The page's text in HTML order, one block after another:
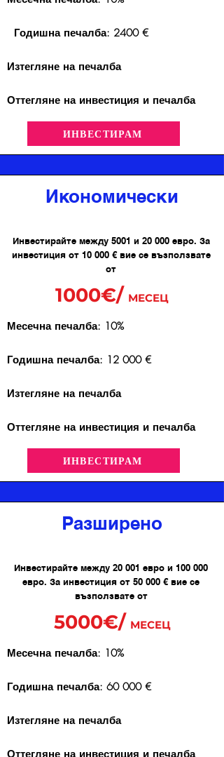
Годишна печалба: 2400 €
Изтегляне на печалба
Оттегляне на инвестиция и печалба
ИНВЕСТИРАМ
Икономически
Инвестирайте между 5001 и 20 000 евро. За
инвестиция от 10 000 € вие се възползвате
от
1000€/ МЕСЕЦ
Месечна печалба: 10%
Годишна печалба: 12 000 €
Изтегляне на печалба
Оттегляне на инвестиция и печалба
ИНВЕСТИРАМ
Разширено
Инвестирайте между 20 001 евро и 100 000
евро. За инвестиция от 50 000 € вие се
възползвате от
5000€/ МЕСЕЦ
Месечна печалба: 10%
Годишна печалба: 60 000 €
Изтегляне на печалба
Оттегляне на инвестиция и печалба